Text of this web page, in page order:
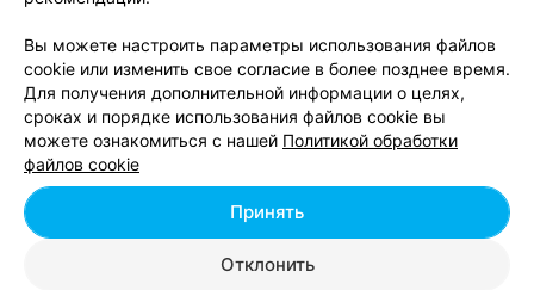
Район:Советский
Микрорайон:Комаровка,ул. Сурганова
Завивка волос
Цена по запросу
Химическая
Цена по запросу
Вы можете настроить параметры использования файлов
cookie или изменить свое согласие в более позднее время.
Для получения дополнительной информации о целях,
сроках и порядке использования файлов cookie вы
можете ознакомиться с нашей Политикой обработки
файлов cookie
Отклонить
Принять